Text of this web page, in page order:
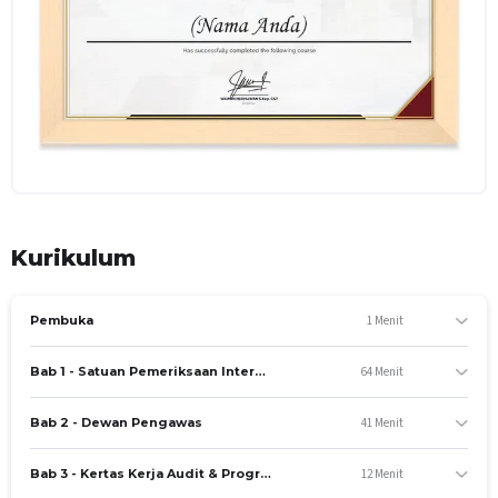
Kurikulum
Pembuka 1 Menit
Bab 1 - Satuan Pemeriksaan Internal 64 Menit
Bab 2 - Dewan Pengawas 41 Menit
Bab 3 - Kertas Kerja Audit & Program Audit 12 Menit